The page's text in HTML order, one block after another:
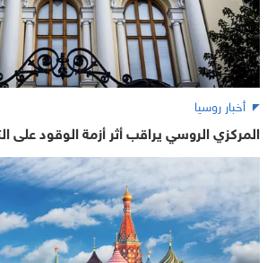
أخبار روسيا
المركزي الروسي يراقب أثر أزمة الوقود على